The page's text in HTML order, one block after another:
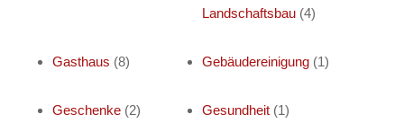
Landschaftsbau(4)
Gasthaus (8) Gebäudereinigung(1)
Geschenke(2) Gesundheit(1)